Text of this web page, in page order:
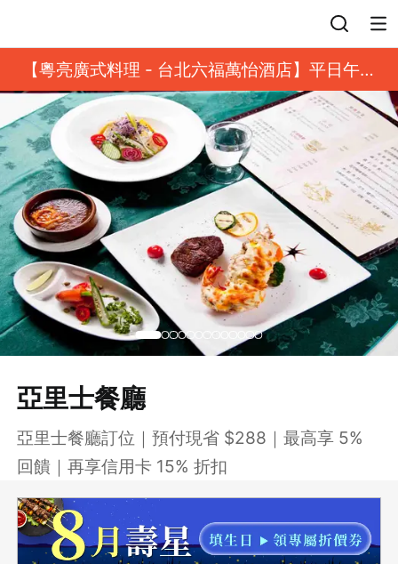
【粵亮廣式料理 - 台北六福萬怡酒店】平日午餐
8 折起｜靓港點套餐
亞里士餐廳
亞里士餐廳訂位｜預付現省 $288｜最高享 5%
回饋｜再享信用卡 15% 折扣